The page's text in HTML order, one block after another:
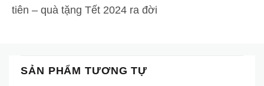
tiên – quà tặng Tết 2024 ra đời
SẢN PHẨM TƯƠNG TỰ